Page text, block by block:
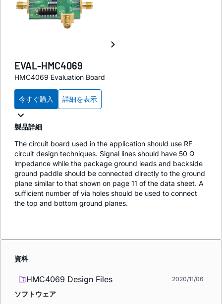
EVAL-HMC4069
HMC4069 Evaluation Board
今すぐ購入 詳細を表示
製品詳細
The circuit board used in the application should use RF
circuit design techniques. Signal lines should have 50 Ω
impedance while the package ground leads and backside
ground paddle should be connected directly to the ground
plane similar to that shown on page 11 of the data sheet. A
sufficient number of via holes should be used to connect
the top and bottom ground planes.
資料
HMC4069 Design Files 2020/11/06
ソフトウェア